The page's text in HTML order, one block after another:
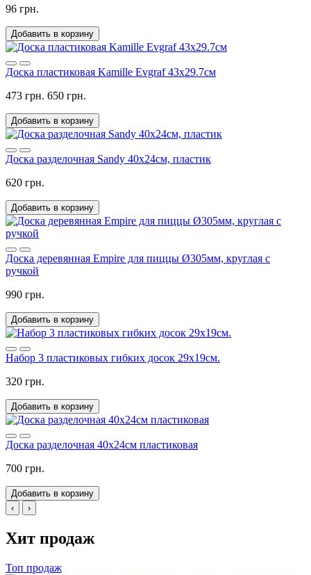
96 грн.
Добавить в корзину
Доска пластиковая Kamille Evgraf 43х29.7см
473 грн. 650 грн.
Добавить в корзину
Доска разделочная Sandy 40x24см, пластик
620 грн.
Добавить в корзину
Доска деревянная Empire для пиццы Ø305мм, круглая с
ручкой
990 грн.
Добавить в корзину
Набор 3 пластиковых гибких досок 29х19см.
320 грн.
Добавить в корзину
Доска разделочная 40х24см пластиковая
700 грн.
Добавить в корзину
‹
›
Хит продаж
Топ продаж